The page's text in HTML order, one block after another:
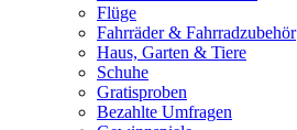
Flüge
Fahrräder & Fahrradzubehör
Haus, Garten & Tiere
Schuhe
Gratisproben
Bezahlte Umfragen